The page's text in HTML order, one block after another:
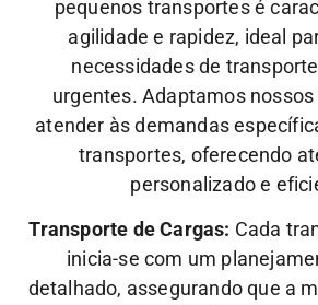
pequenos transportes é
agilidade e rapidez, ideal
necessidades de
urgentes. Adaptamos
atender às demandas
transportes, oferecendo
personalizado e
Transporte de Cargas: Cada
inicia-se com um
detalhado, assegurando que a